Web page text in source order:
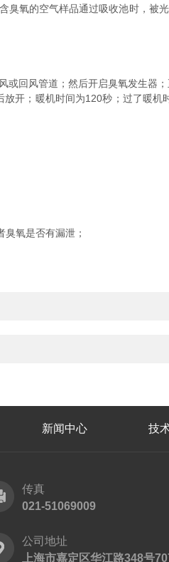
氧的空气样品通过吸收池时，被
回风管道；然后开启臭氧发生器；
；暖机时间为120秒；过了暖机
氧是否有漏泄；
新闻中心 技
传真
021-51069009
公司地址
上海市嘉定区华江路348号